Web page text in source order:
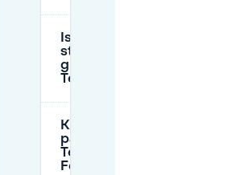
Is
straatparkeren
gratis in
Tempelhof?
Kan ik direct
parkeren bij
Tempelhofer
Feld?